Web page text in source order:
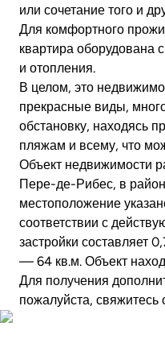
или сочетание того и
Для комфортного
квартира оборудована
и отопления.
В целом, это
прекрасные виды,
обстановку, находясь
пляжам и всему, что
Объект недвижимости
Пере-де-Рибес, в
местоположение
соответствии с
застройки составляет
— 64 кв.м. Объект
Для получения
пожалуйста, свяжитесь